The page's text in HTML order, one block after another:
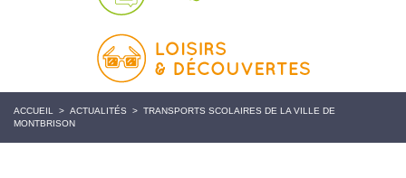
ACCUEIL > ACTUALITÉS > TRANSPORTS SCOLAIRES DE LA VILLE DE
MONTBRISON